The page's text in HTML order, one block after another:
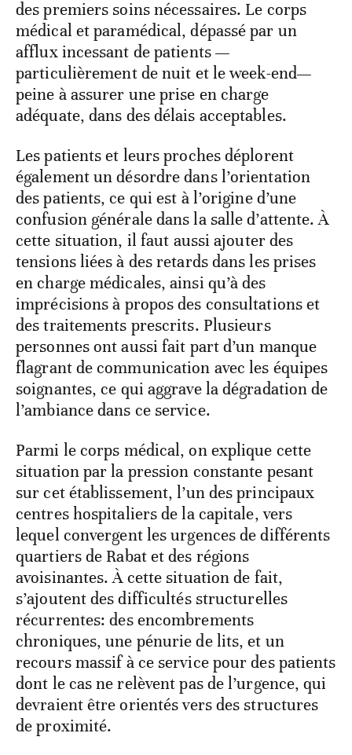
des premiers soins nécessaires. Le corps
médical et paramédical, dépassé par un
afflux incessant de patients —
particulièrement de nuit et le week-end—
peine à assurer une prise en charge
adéquate, dans des délais acceptables.
Les patients et leurs proches déplorent
également un désordre dans l’orientation
des patients, ce qui est à l’origine d’une
confusion générale dans la salle d’attente. À
cette situation, il faut aussi ajouter des
tensions liées à des retards dans les prises
en charge médicales, ainsi qu’à des
imprécisions à propos des consultations et
des traitements prescrits. Plusieurs
personnes ont aussi fait part d’un manque
flagrant de communication avec les équipes
soignantes, ce qui aggrave la dégradation de
l’ambiance dans ce service.
Parmi le corps médical, on explique cette
situation par la pression constante pesant
sur cet établissement, l’un des principaux
centres hospitaliers de la capitale, vers
lequel convergent les urgences de différents
quartiers de Rabat et des régions
avoisinantes. À cette situation de fait,
s’ajoutent des difficultés structurelles
récurrentes: des encombrements
chroniques, une pénurie de lits, et un
recours massif à ce service pour des patients
dont le cas ne relèvent pas de l’urgence, qui
devraient être orientés vers des structures
de proximité.